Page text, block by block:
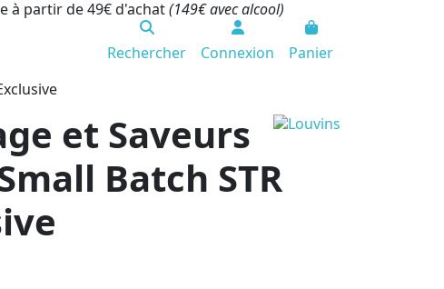
à partir de 49€ d'achat(149€ avec alcool)
Rechercher Connexion
Panier
et Saveurs
Batch STR